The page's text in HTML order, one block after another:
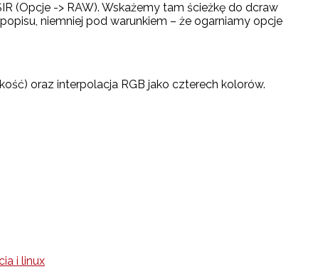
(Opcje -> RAW). Wskażemy tam ścieżkę do dcraw
niemniej pod warunkiem – że ogarniamy opcje
oraz interpolacja RGB jako czterech kolorów.
i linux